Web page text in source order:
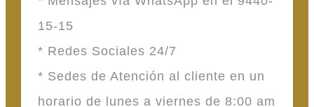
15-15
* Redes Sociales 24/7
* Sedes de Atención al cliente en un
horario de lunes a viernes de 8:00 am